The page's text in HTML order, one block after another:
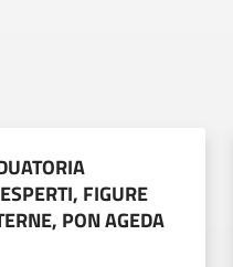
FIGURE
PON AGEDA